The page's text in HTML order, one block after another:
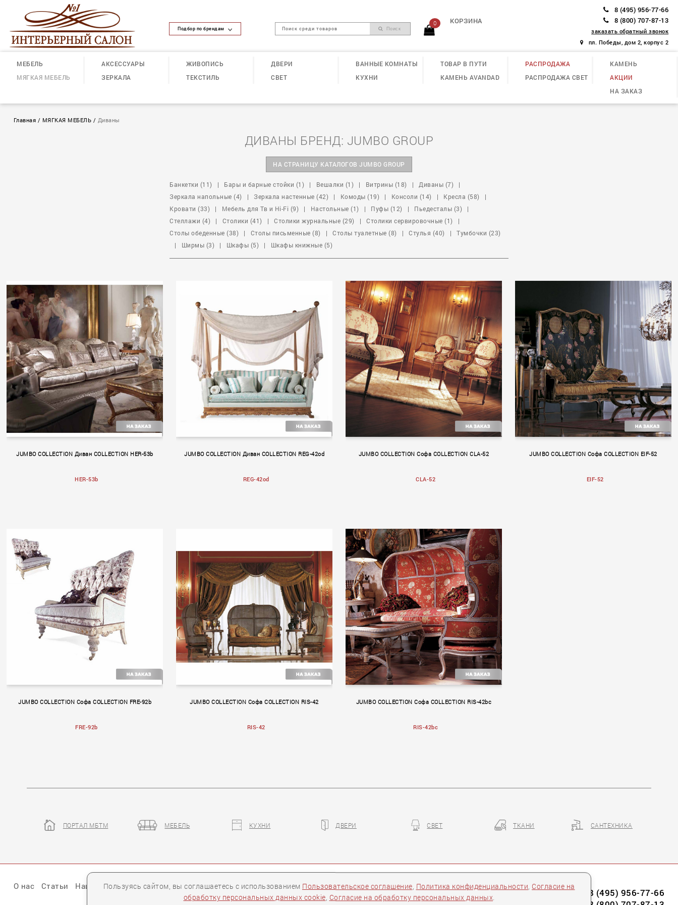
Подбор по брендам Поиск
0 КОРЗИНА
8 (495) 956-77-66
8 (800) 707-87-13
заказать обратный звонок
пл. Победы, дом 2, корпус 2
МЕБЕЛЬ
МЯГКАЯ МЕБЕЛЬ
АКСЕССУАРЫ
ЗЕРКАЛА
ЖИВОПИСЬ
ТЕКСТИЛЬ
ДВЕРИ
СВЕТ
ВАННЫЕ КОМНАТЫ
КУХНИ
ТОВАР В ПУТИ
КАМЕНЬ AVANDAD
РАСПРОДАЖА
РАСПРОДАЖА СВЕТ
КАМЕНЬ
АКЦИИ
НА ЗАКАЗ
Главная / МЯГКАЯ МЕБЕЛЬ / Диваны
ДИВАНЫ БРЕНД: JUMBO GROUP
НА СТРАНИЦУ КАТАЛОГОВ JUMBO GROUP
Банкетки (11) | Бары и барные стойки (1) | Вешалки (1) | Витрины (18) | Диваны (7)
|
Зеркала напольные (4)
| Зеркала настенные (42) | Комоды (19) | Консоли (14) | Кресла (58)
|
Кровати (33)
| Мебель для Тв и Hi-Fi (9) | Настольные (1) | Пуфы (12) | Пьедесталы (3)
|
Стеллажи (4)
| Столики (41) | Столики журнальные (29) | Столики сервировочные (1)
|
Столы обеденные (38)
| Столы письменные (8) | Столы туалетные (8) | Стулья (40) |
Тумбочки (23)
|
Ширмы (3) | Шкафы (5) | Шкафы книжные (5)
Hermes
JUMBO COLLECTION Диван COLLECTION HER-53b
HER-53b
Regency
JUMBO COLLECTION Диван COLLECTION REG-42od
REG-42od
Rendez–Vous
JUMBO COLLECTION Софа COLLECTION CLA-52
CLA-52
JUMBO COLLECTION Софа COLLECTION EIF-52
EIF-52
JUMBO COLLECTION Софа COLLECTION FRE-92b
FRE-92b
JUMBO COLLECTION Софа COLLECTION RIS-42
RIS-42
JUMBO COLLECTION Софа COLLECTION RIS-42bc
RIS-42bc
Пользуясь сайтом, вы соглашаетесь с использованием Пользовательское соглашение, Политика конфиденциальности, Согласие на
обработку персональных данных cookie, Согласие на обработку персональных данных.
ПОРТАЛ МБТМ МЕБЕЛЬ КУХНИ ДВЕРИ СВЕТ ТКАНИ САНТЕХНИКА
О нас Статьи Наши презентации Бренды Партнеры Контакты Следите за нами:
8 (495) 956-77-66